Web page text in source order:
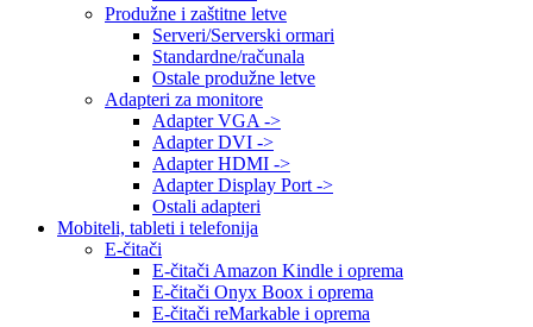
Produžne i zaštitne letve
Serveri/Serverski ormari
Standardne/računala
Ostale produžne letve
Adapteri za monitore
Adapter VGA ->
Adapter DVI ->
Adapter HDMI ->
Adapter Display Port ->
Ostali adapteri
Mobiteli, tableti i telefonija
E-čitači
E-čitači Amazon Kindle i oprema
E-čitači Onyx Boox i oprema
E-čitači reMarkable i oprema